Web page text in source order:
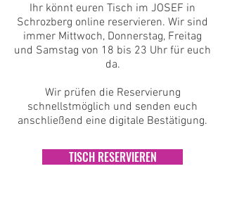
Ihr könnt euren Tisch im JOSEF in
Schrozberg online reservieren. Wir sind
immer Mittwoch, Donnerstag, Freitag
und Samstag von 18 bis 23 Uhr für euch
da.
Wir prüfen die Reservierung
schnellstmöglich und senden euch
anschließend eine digitale Bestätigung.
TISCH RESERVIEREN